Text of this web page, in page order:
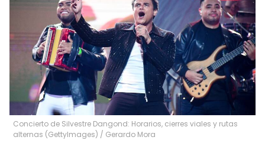
Concierto de Silvestre Dangond: Horarios, cierres viales y rutas
alternas (GettyImages) / Gerardo Mora